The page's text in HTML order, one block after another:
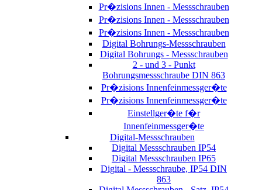
Pr�zisions Innen - Messschrauben
Pr�zisions Innen - Messschrauben
Pr�zisions Innen - Messschrauben
Digital Bohrungs-Messschrauben
Digital Bohrungs - Messschrauben
2 - und 3 - Punkt
Bohrungsmessschraube DIN 863
Pr�zisions Innenfeinmessger�te
Pr�zisions Innenfeinmessger�te
Einstellger�te f�r
Innenfeinmessger�te
Digital-Messschrauben
Digital Messschrauben IP54
Digital Messschrauben IP65
Digital - Messschraube, IP54 DIN
863